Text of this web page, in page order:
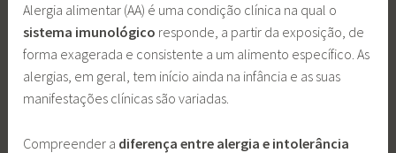
Alergia alimentar (AA) é uma condição clínica na qual o
sistema imunológico responde, a partir da exposição, de
forma exagerada e consistente a um alimento específico. As
alergias, em geral, tem início ainda na infância e as suas
manifestações clínicas são variadas.
Compreender a diferença entre alergia e intolerância